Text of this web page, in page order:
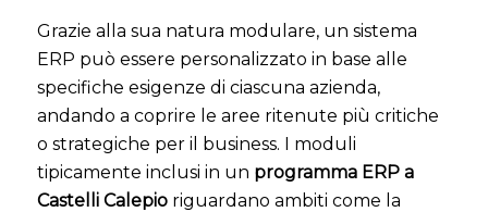
Grazie alla sua natura modulare, un sistema
ERP può essere personalizzato in base alle
specifiche esigenze di ciascuna azienda,
andando a coprire le aree ritenute più critiche
o strategiche per il business. I moduli
tipicamente inclusi in un programma ERP a
Castelli Calepio riguardano ambiti come la